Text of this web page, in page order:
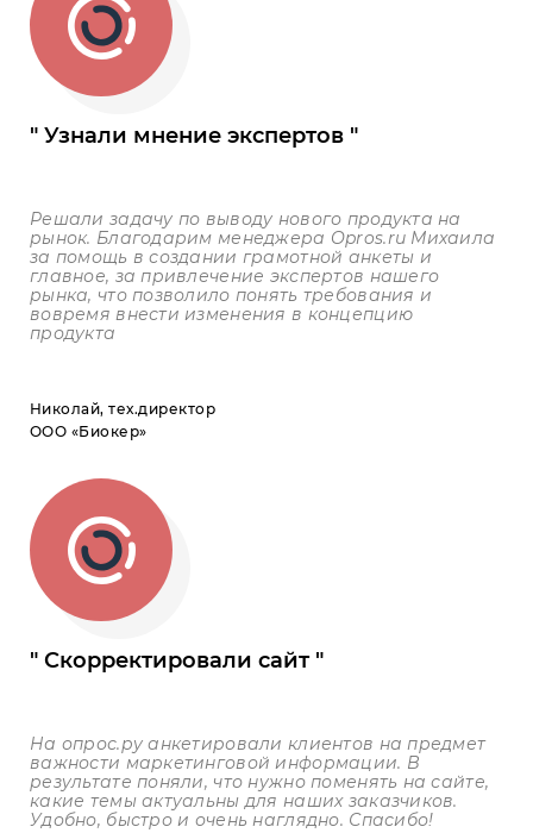
Узнали мнение экспертов
Решали задачу по выводу нового продукта на
рынок. Благодарим менеджера Opros.ru Михаила
за помощь в создании грамотной анкеты и
главное, за привлечение экспертов нашего
рынка, что позволило понять требования и
вовремя внести изменения в концепцию
продукта
Николай, тех.директор
ООО «Биокер»
Скорректировали сайт
На опрос.ру анкетировали клиентов на предмет
важности маркетинговой информации. В
результате поняли, что нужно поменять на сайте,
какие темы актуальны для наших заказчиков.
Удобно, быстро и очень наглядно. Спасибо!